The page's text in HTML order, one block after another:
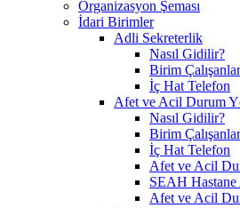
Organizasyon Şeması
İdari Birimler
Adli Sekreterlik
Nasıl Gidilir?
Birim
İç Hat Telefon
Afet ve Acil Durum
Nasıl Gidilir?
Birim
İç Hat Telefon
Afet ve Acil
SEAH
Afet ve Acil